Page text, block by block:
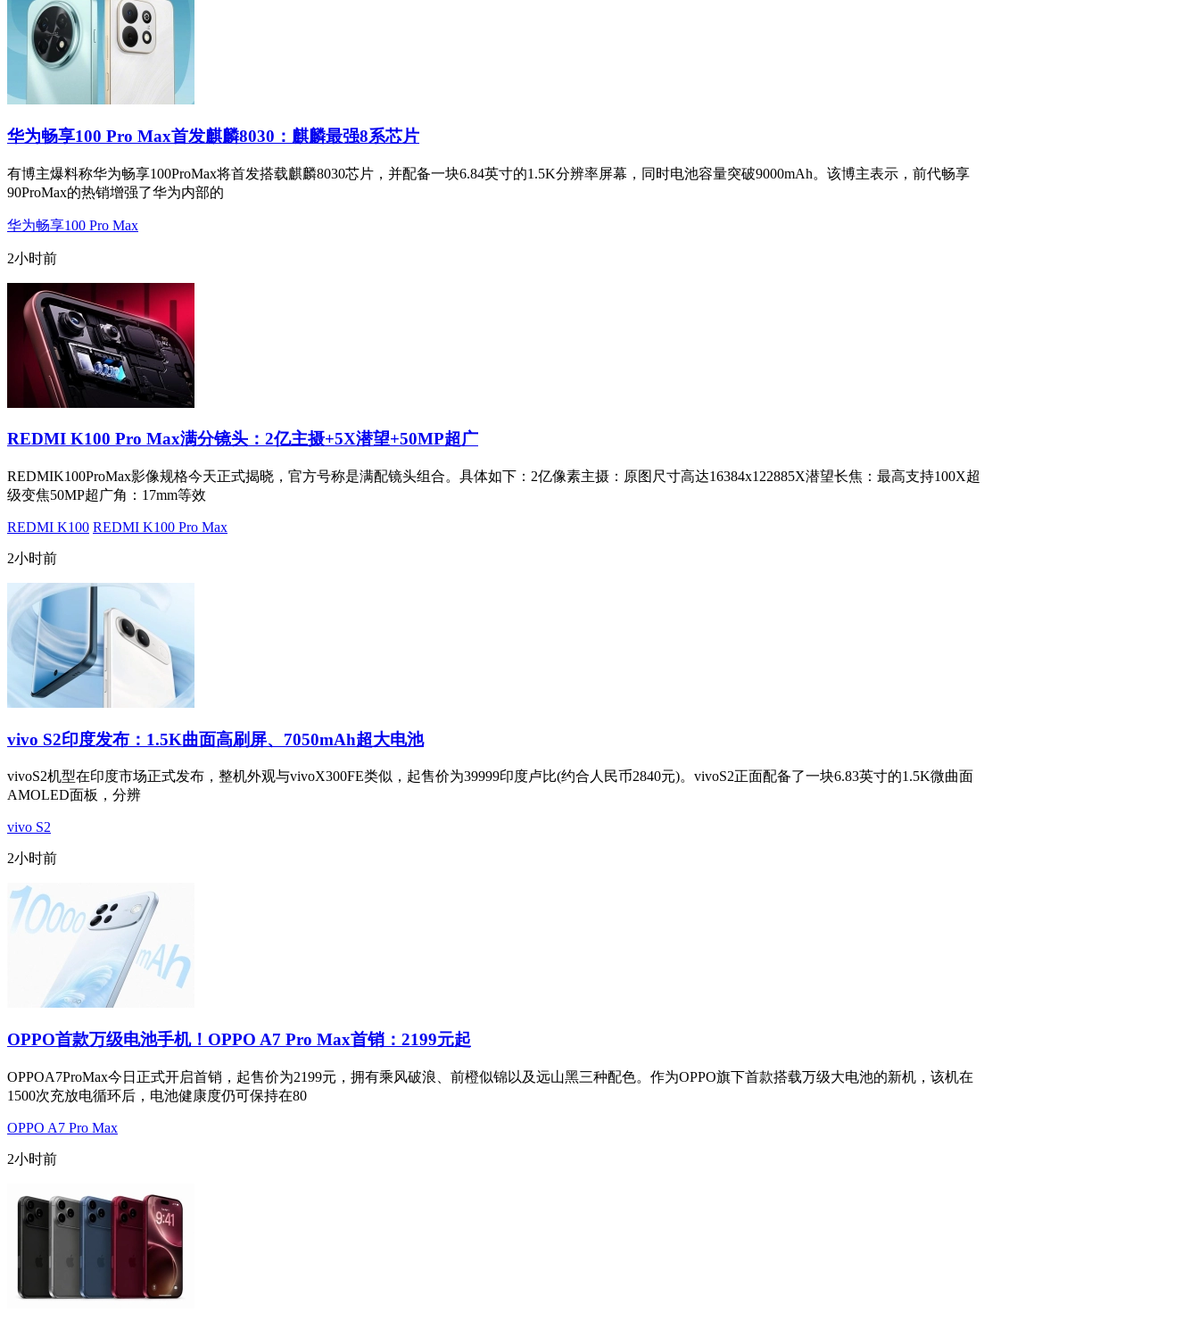
华为畅享100 Pro Max首发麒麟8030：麒麟最强8系芯片
有博主爆料称华为畅享100ProMax将首发搭载麒麟8030芯片，并配备一块6.84英寸的1.5K分辨率屏幕，同时电池容量突破9000mAh。该博主表示，前代畅享
90ProMax的热销增强了华为内部的
华为畅享100 Pro Max
2小时前
REDMI K100 Pro Max满分镜头：2亿主摄+5X潜望+50MP超广
REDMIK100ProMax影像规格今天正式揭晓，官方号称是满配镜头组合。具体如下：2亿像素主摄：原图尺寸高达16384x122885X潜望长焦：最高支持100X超
级变焦50MP超广角：17mm等效
REDMI K100 REDMI K100 Pro Max
2小时前
vivo S2印度发布：1.5K曲面高刷屏、7050mAh超大电池
vivoS2机型在印度市场正式发布，整机外观与vivoX300FE类似，起售价为39999印度卢比(约合人民币2840元)。vivoS2正面配备了一块6.83英寸的1.5K微曲面
AMOLED面板，分辨
vivo S2
2小时前
OPPO首款万级电池手机！OPPO A7 Pro Max首销：2199元起
OPPOA7ProMax今日正式开启首销，起售价为2199元，拥有乘风破浪、前橙似锦以及远山黑三种配色。作为OPPO旗下首款搭载万级大电池的新机，该机在
1500次充放电循环后，电池健康度仍可保持在80
OPPO A7 Pro Max
2小时前